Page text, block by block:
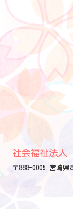
社会福祉法
〒888-0005 宮崎県